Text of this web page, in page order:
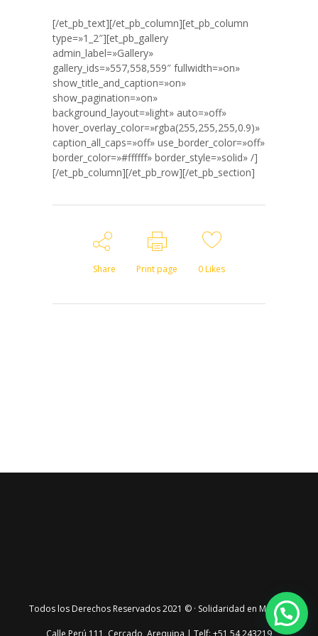
[/et_pb_text][/et_pb_column][et_pb_column
type=»1_2″][et_pb_gallery
admin_label=»Gallery»
gallery_ids=»557,558,559″ fullwidth=»on»
show_title_and_caption=»on»
show_pagination=»on»
background_layout=»light» auto=»off»
hover_overlay_color=»rgba(255,255,255,0.9)»
caption_all_caps=»off» use_border_color=»off»
border_color=»#ffffff» border_style=»solid» /]
[/et_pb_column][/et_pb_row][/et_pb_section]
Share Print page 0Likes
Todos los Derechos Reservados 2021 © · Solidaridad en Marcha
Calle Perú 111, Cercado, Arequipa | Telf: +51 54 243219